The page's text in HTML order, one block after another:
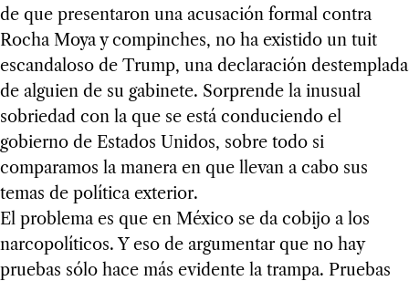
de que presentaron una acusación formal contra
Rocha Moya y compinches, no ha existido un tuit
escandaloso de Trump, una declaración destemplada
de alguien de su gabinete. Sorprende la inusual
sobriedad con la que se está conduciendo el
gobierno de Estados Unidos, sobre todo si
comparamos la manera en que llevan a cabo sus
temas de política exterior.
El problema es que en México se da cobijo a los
narcopolíticos. Y eso de argumentar que no hay
pruebas sólo hace más evidente la trampa. Pruebas